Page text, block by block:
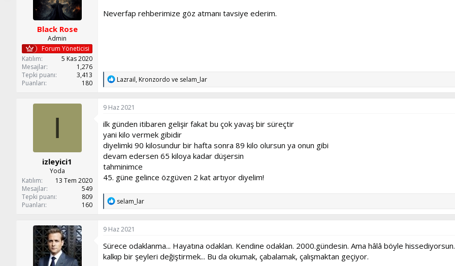
:
Black Rose
Admin
Forum Yöneticisi
Katılım
5 Kas 2020
Mesajlar
1,276
Tepki puanı
3,413
Puanları
180
Neverfap rehberimize göz atmanı tavsiye ederim.
T
p
i
e
:
Lazrail,Kronzordo ve selam_lar
I
izleyici1
Yoda
Katılım
13 Tem 2020
Mesajlar
549
Tepki puanı
809
Puanları
160
9 Haz 2021
ilk günden itibaren gelişir fakat bu çok yavaş bir süreçtir
yani kilo vermek gibidir
diyelimki 90 kilosundur bir hafta sonra 89 kilo olursun ya onun gibi
devam edersen 65 kiloya kadar düşersin
tahminimce
45. güne gelince özgüven 2 kat artıyor diyelim!
T
p
i
e
r
selam_lar
9 Haz 2021
Sürece odaklanma... Hayatına odaklan. Kendine odaklan. 2000.gündesin. Ama hâlâ böyle
kalkıp bir şeyleri değiştirmek... Bu da okumak, çabalamak, çalışmaktan geçiyor.